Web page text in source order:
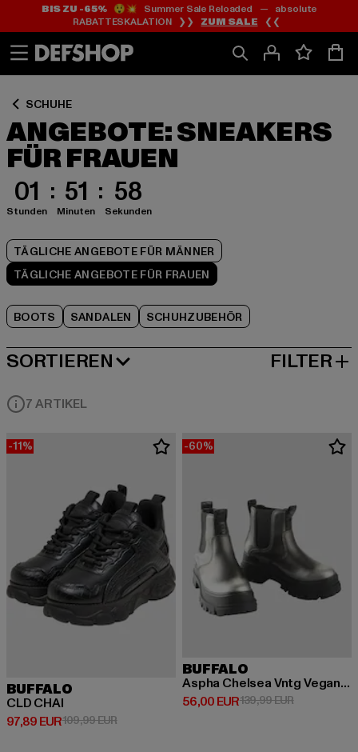
Zum
Inhalt
springen
Zum
Fußzeile
springen
BIS ZU -65%😲💥 Summer Sale Reloaded — absolute
RABATTESKALATION ❯❯ ZUM SALE ❮❮
SCHUHE
ANGEBOTE: SNEAKERS
FÜR FRAUEN
01
Stunden
51
Minuten
58
Sekunden
TÄGLICHE ANGEBOTE FÜR MÄNNER
TÄGLICHE ANGEBOTE FÜR FRAUEN
BOOTS SANDALEN SCHUHZUBEHÖR
Zum
Produktraster
springen
SORTIEREN
BELIEBTESTE FILTER
7 ARTIKEL
-11%
BUFFALO
CLD CHAI
97,89 EUR
Derzeitiger Preis: 97,89 EUR
109,99 EURAktionspreis: 109,99 EUR
-60%
BUFFALO
Aspha Chelsea Vntg Vegan Nappa
56,00 EUR
Derzeitiger Preis: 56,00 EUR
139,99 EURAktionspreis: